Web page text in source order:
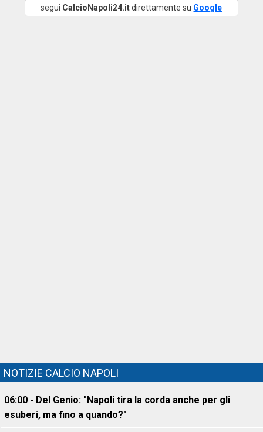
segui CalcioNapoli24.itdirettamente su Google
NOTIZIE CALCIO NAPOLI
06:00 - Del Genio: "Napoli tira la corda anche per gli
esuberi, ma fino a quando?"